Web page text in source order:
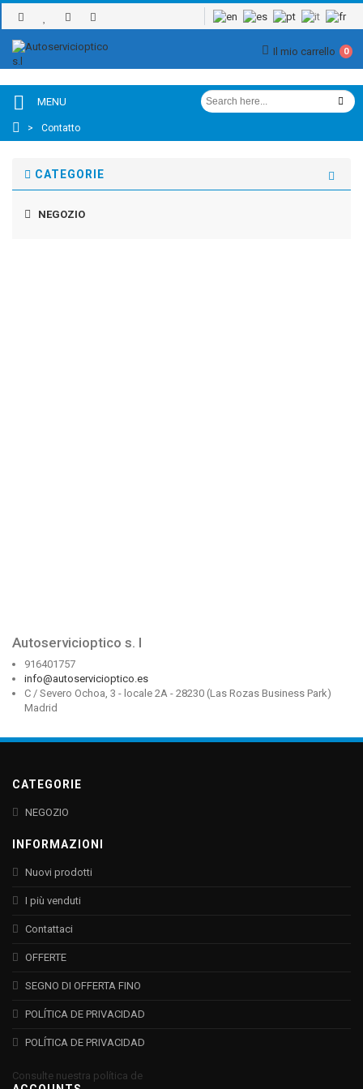
Il mio carrello 0
MENU
> Contatto
CATEGORIE
NEGOZIO
Autoservicioptico s. l
916401757
info@autoservicioptico.es
C / Severo Ochoa, 3 - locale 2A - 28230 (Las Rozas Business Park)
Madrid
CATEGORIE
NEGOZIO
INFORMAZIONI
Nuovi prodotti
I più venduti
Contattaci
OFFERTE
SEGNO DI OFFERTA FINO
POLÍTICA DE PRIVACIDAD
POLÍTICA DE PRIVACIDAD
Consulte nuestra política de